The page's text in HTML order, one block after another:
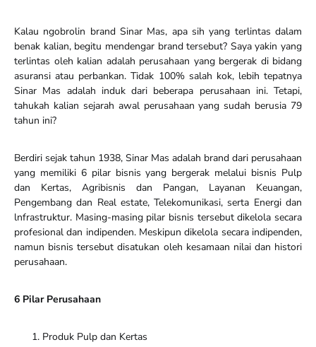
Kalau ngobrolin brand Sinar Mas, apa sih yang terlintas dalam
benak kalian, begitu mendengar brand tersebut? Saya yakin yang
terlintas oleh kalian adalah perusahaan yang bergerak di bidang
asuransi atau perbankan. Tidak 100% salah kok, lebih tepatnya
Sinar Mas adalah induk dari beberapa perusahaan ini. Tetapi,
tahukah kalian sejarah awal perusahaan yang sudah berusia 79
tahun ini?
Berdiri sejak tahun 1938, Sinar Mas adalah brand dari perusahaan
yang memiliki 6 pilar bisnis yang bergerak melalui bisnis Pulp
dan Kertas, Agribisnis dan Pangan, Layanan Keuangan,
Pengembang dan Real estate, Telekomunikasi, serta Energi dan
lnfrastruktur. Masing-masing pilar bisnis tersebut dikelola secara
profesional dan indipenden. Meskipun dikelola secara indipenden,
namun bisnis tersebut disatukan oleh kesamaan nilai dan histori
perusahaan.
6 Pilar Perusahaan
Produk Pulp dan Kertas